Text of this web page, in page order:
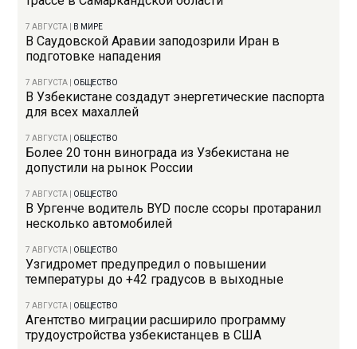
7 АВГУСТА В МИРЕ
В Саудовской Аравии заподозрили Иран в
подготовке нападения
7 АВГУСТА ОБЩЕСТВО
В Узбекистане создадут энергетические паспорта
для всех махаллей
7 АВГУСТА ОБЩЕСТВО
Более 20 тонн винограда из Узбекистана не
допустили на рынок России
7 АВГУСТА ОБЩЕСТВО
В Ургенче водитель BYD после ссоры протаранил
несколько автомобилей
7 АВГУСТА ОБЩЕСТВО
Узгидромет предупредил о повышении
температуры до +42 градусов в выходные
7 АВГУСТА ОБЩЕСТВО
Агентство миграции расширило программу
трудоустройства узбекистанцев в США